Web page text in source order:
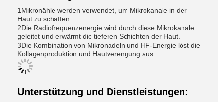
1Mikronähle werden verwendet, um Mikrokanale in der
Haut zu schaffen.
2Die Radiofrequenzenergie wird durch diese Mikrokanale
geleitet und erwärmt die tieferen Schichten der Haut.
3Die Kombination von Mikronadeln und HF-Energie löst die
Kollagenproduktion und Hautverengung aus.
Unterstützung und Dienstleistungen: